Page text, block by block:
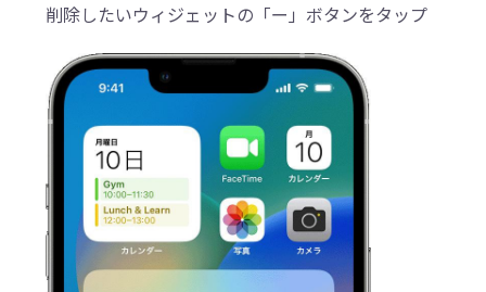
削除したいウィジェットの「ー」ボタンをタップ